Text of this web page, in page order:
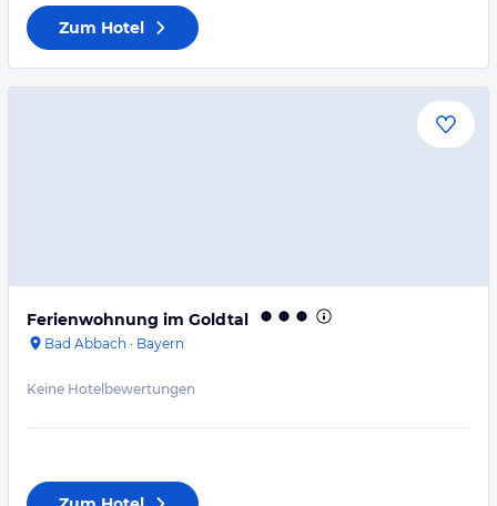
Zum Hotel
Ferienwohnung im Goldtal
Bad Abbach · Bayern
Keine Hotelbewertungen